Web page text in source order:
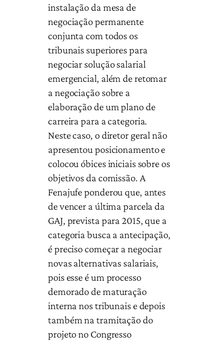
instalação da mesa de
negociação permanente
conjunta com todos os
tribunais superiores para
negociar solução salarial
emergencial, além de retomar
a negociação sobre a
elaboração de um plano de
carreira para a categoria.
Neste caso, o diretor geral não
apresentou posicionamento e
colocou óbices iniciais sobre os
objetivos da comissão. A
Fenajufe ponderou que, antes
de vencer a última parcela da
GAJ, prevista para 2015, que a
categoria busca a antecipação,
é preciso começar a negociar
novas alternativas salariais,
pois esse é um processo
demorado de maturação
interna nos tribunais e depois
também na tramitação do
projeto no Congresso